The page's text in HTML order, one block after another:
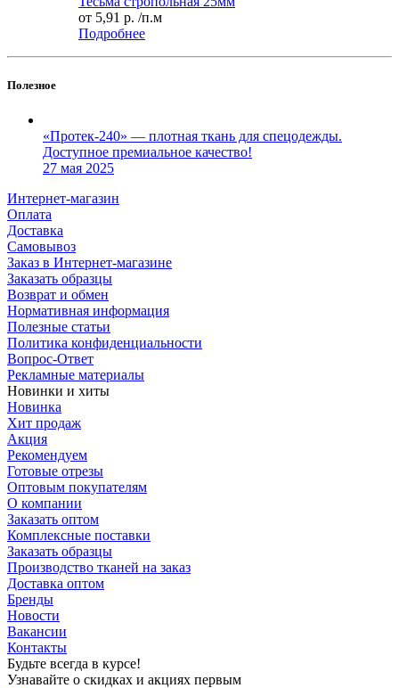
от 5,91 р. /п.м
Подробнее
Полезное
«Протек-240» — плотная ткань для спецодежды.
Доступное премиальное качество!
27 мая 2025
Интернет-магазин
Оплата
Доставка
Самовывоз
Заказ в Интернет-магазине
Заказать образцы
Возврат и обмен
Нормативная информация
Полезные статьи
Политика конфиденциальности
Вопрос-Ответ
Рекламные материалы
Новинки и хиты
Новинка
Хит продаж
Акция
Рекомендуем
Готовые отрезы
Оптовым покупателям
О компании
Заказать оптом
Комплексные поставки
Заказать образцы
Производство тканей на заказ
Доставка оптом
Бренды
Новости
Вакансии
Контакты
Будьте всегда в курсе!
Узнавайте о скидках и акциях первым